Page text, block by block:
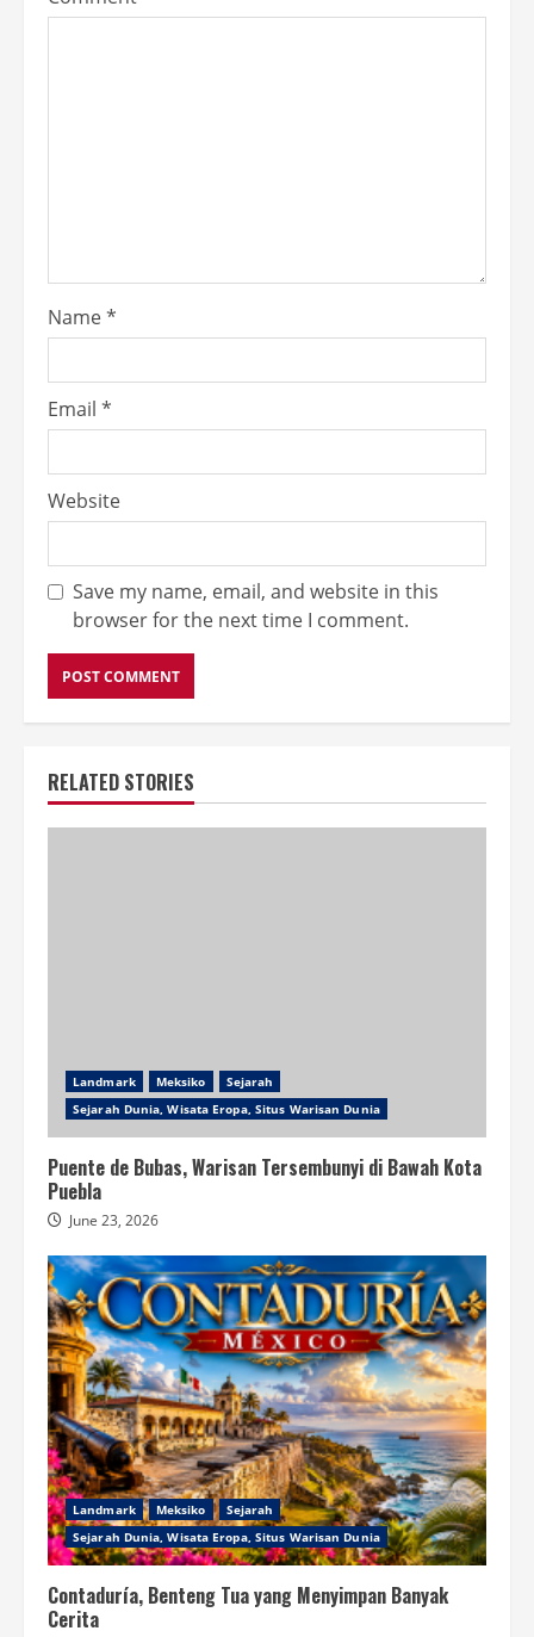
Name*
Email *
Website
Save my name, email, and website in this
browser for the next time I comment.
RELATED STORIES
Landmark Meksiko
Sejarah
Sejarah Dunia, Wisata Eropa, Situs Warisan Dunia
Puente de Bubas, Warisan Tersembunyi di Bawah Kota
Puebla
June 23, 2026
Landmark Meksiko
Sejarah
Sejarah Dunia, Wisata Eropa, Situs Warisan Dunia
Contaduría, Benteng Tua yang Menyimpan Banyak
Cerita